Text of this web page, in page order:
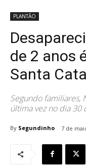
PLANTÃO
de 2 anos
Santa
Segundo familiares,
última vez no dia 30
By Segundinho 7 de